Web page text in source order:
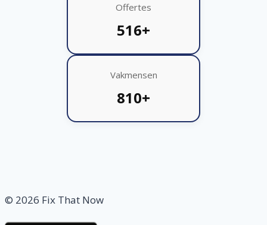
Offertes
516+
Vakmensen
810+
© 2026 Fix That Now